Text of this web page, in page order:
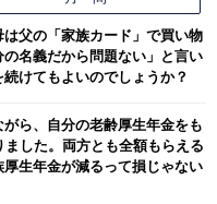
父の「家族カード」で買い物
名義だから問題ない」と言い
けてもよいのでしょうか？
ら、自分の老齢厚生年金をも
ました。両方とも全額もらえる
厚生年金が減るって損じゃない